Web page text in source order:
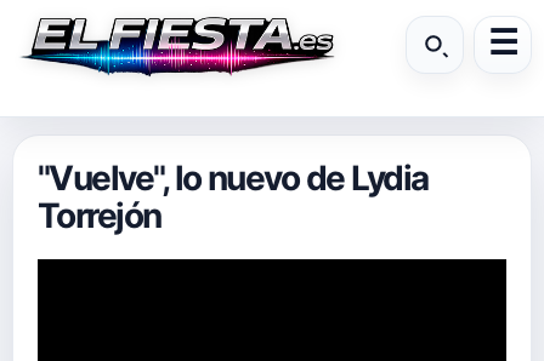
"Vuelve", lo nuevo de Lydia
Torrejón